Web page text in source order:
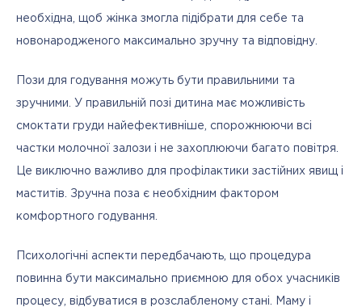
необхідна, щоб жінка змогла підібрати для себе та
новонародженого максимально зручну та відповідну.
Пози для годування можуть бути правильними та
зручними. У правильній позі дитина має можливість
смоктати груди найефективніше, спорожнюючи всі
частки молочної залози і не захоплюючи багато повітря.
Це виключно важливо для профілактики застійних явищ і
маститів. Зручна поза є необхідним фактором
комфортного годування.
Психологічні аспекти передбачають, що процедура
повинна бути максимально приємною для обох учасників
процесу, відбуватися в розслабленому стані. Маму і